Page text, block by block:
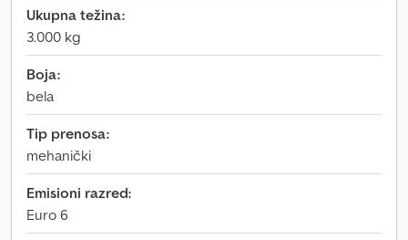
Ukupna težina:
3.000 kg
Boja:
bela
Tip prenosa:
mehanički
Emisioni razred:
Euro 6